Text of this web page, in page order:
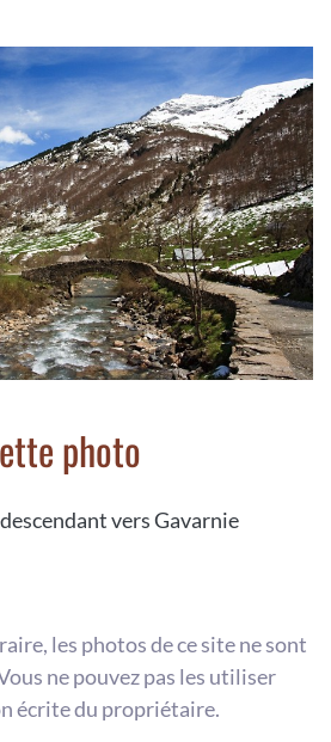
photo
vers Gavarnie
les photos de ce site ne sont
ne pouvez pas les utiliser
écrite du propriétaire.